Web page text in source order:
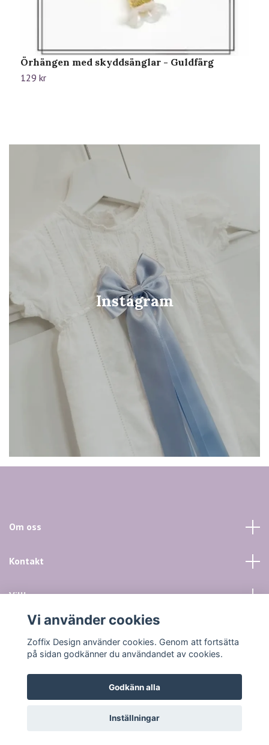
Instagram
Örhängen med skyddsänglar - Guldfärg
129 kr
Om oss
Kontakt
Villkor mm
© 2026 Zoffix Design
Vi använder cookies
Zoffix Design använder cookies. Genom att fortsätta
på sidan godkänner du användandet av cookies.
Godkänn alla
Inställningar